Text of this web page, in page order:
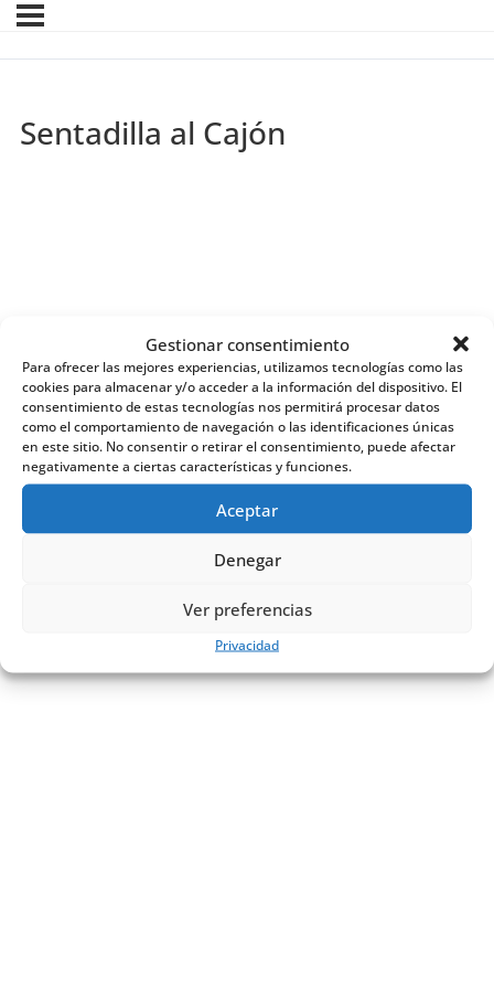
Gestionar consentimiento
Para ofrecer las mejores experiencias, utilizamos tecnologías como las
cookies para almacenar y/o acceder a la información del dispositivo. El
consentimiento de estas tecnologías nos permitirá procesar datos
como el comportamiento de navegación o las identificaciones únicas
en este sitio. No consentir o retirar el consentimiento, puede afectar
negativamente a ciertas características y funciones.
Aceptar
Denegar
Ver preferencias
Privacidad
Sentadilla al Cajón